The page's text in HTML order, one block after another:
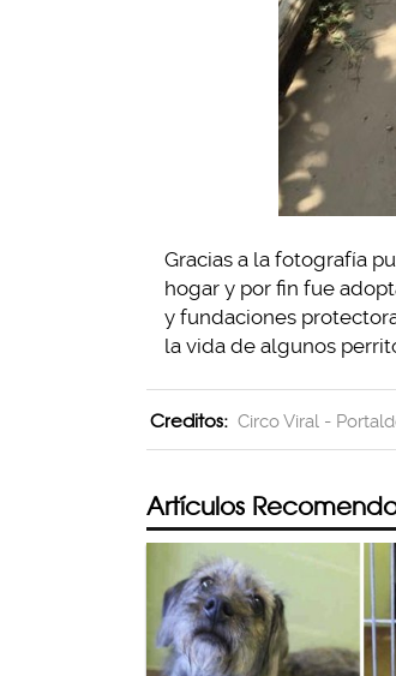
Gracias a la fotografía
hogar y por fin fue
y fundaciones
la vida de algunos
Creditos: Circo Viral -
Artículos